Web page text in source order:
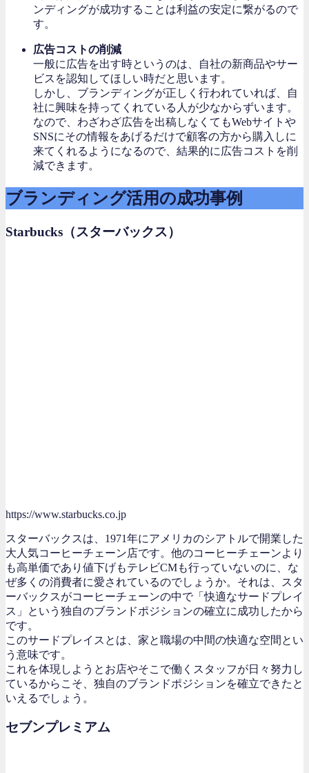
ンディングが成功することは利益の安定に繋がるので
す。
広告コストの削減
一般に広告を出す時というのは、自社の新商品やサー
ビスを認知してほしい時だと思います。
しかし、ブランディングが正しく行われていれば、自
社に興味を持ってくれている人が少なからずいます。
なので、わざわざ広告を出稿しなくてもWebサイトや
SNSにその情報をあげるだけで顧客の方から購入しに
来てくれるようになるので、結果的に広告コストを削
減できます。
ブランディング活用の成功事例
Starbucks（スターバックス）
https://www.starbucks.co.jp
スターバックスは、1971年にアメリカのシアトルで開業した
大人気コーヒーチェーン店です。他のコーヒーチェーンより
も高単価であり値下げもテレビCMも行っていないのに、な
ぜ多くの消費者に愛されているのでしょうか。それは、スタ
ーバックスがコーヒーチェーンの中で「快適なサードプレイ
ス」という独自のブランドポジションの確立に成功したから
です。
このサードプレイスとは、家と職場の中間の快適な空間とい
う意味です。
これを体現しようとお店やそこで働くスタッフが日々努力し
ているからこそ、独自のブランドポジションを確立できたと
いえるでしょう。
セブンプレミアム